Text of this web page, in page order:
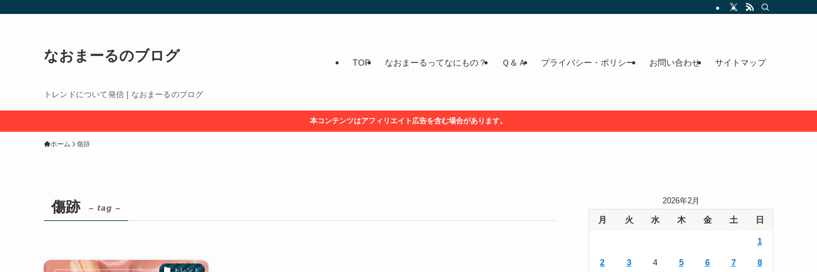
なおまーるのブログ
トレンドについて発信 | なおまーるのブログ
TOP なおまーるってなにもの？ Ｑ＆Ａ プライバシー・ポリシー お問い合わせ サイトマップ
本コンテンツはアフィリエイト広告を含む場合があります。
ホーム 傷跡
傷跡 – tag –
トレンド
2026年2月
月 火 水 木 金 土 日
1
2 3 4 5 6 7 8